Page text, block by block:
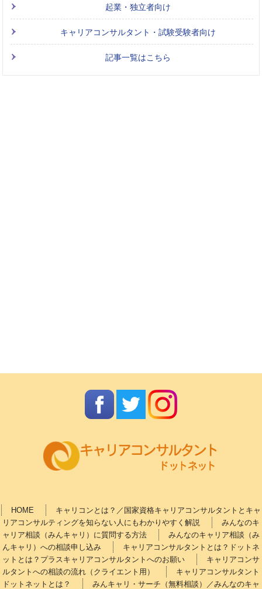
起業・独立者向け
キャリアコンサルタント・試験受験者向け
記事一覧はこちら
HOME
キャリコンとは？／国家資格キャリアコンサルタントとキャ
リアコンサルティングを知らない人にもわかりやすく解説
みんなのキ
ャリア相談（みんキャリ）に質問する方法
みんなのキャリア相談（み
んキャリ）への相談申し込み
キャリアコンサルタントとは？ドットネ
ットとは？プラスキャリアコンサルタントへのお願い
キャリアコンサ
ルタントへの相談の流れ（クライエント用）
キャリアコンサルタント
ドットネットとは？
みんキャリ・サーチ（無料相談）／みんなのキャ